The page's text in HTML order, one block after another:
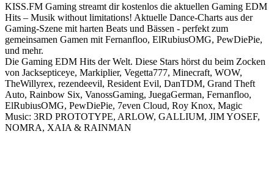
KISS.FM Gaming streamt dir kostenlos die aktuellen Gaming EDM
Hits – Musik without limitations! Aktuelle Dance-Charts aus der
Gaming-Szene mit harten Beats und Bässen - perfekt zum
gemeinsamen Gamen mit Fernanfloo, ElRubiusOMG, PewDiePie,
und mehr.
Die Gaming EDM Hits der Welt. Diese Stars hörst du beim Zocken
von Jacksepticeye, Markiplier, Vegetta777, Minecraft, WOW,
TheWillyrex, rezendeevil, Resident Evil, DanTDM, Grand Theft
Auto, Rainbow Six, VanossGaming, JuegaGerman, Fernanfloo,
ElRubiusOMG, PewDiePie, 7even Cloud, Roy Knox, Magic
Music: 3RD PROTOTYPE, ARLOW, GALLIUM, JIM YOSEF,
NOMRA, XAIA & RAINMAN